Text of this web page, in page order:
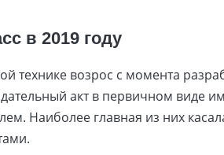
в 2019 году
технике возрос с момента
акт в первичном виде
Наиболее главная из них